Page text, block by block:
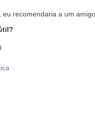
produto?
da
eu recomendaria a um amigo